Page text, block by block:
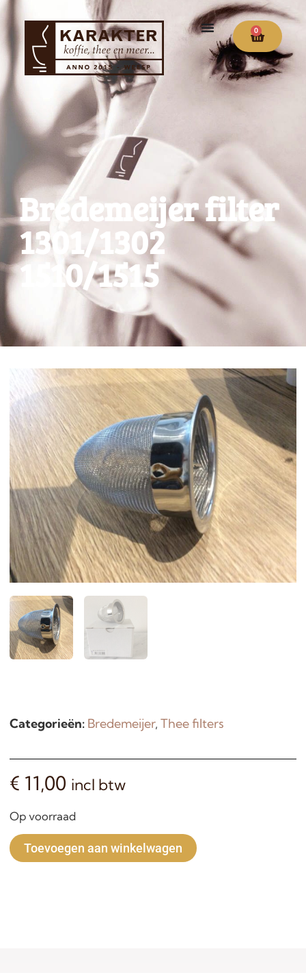
0
Bredemeijer filter
1301/1302
1510/1515
Categorieën: Bredemeijer, Thee filters
€ 11,00 incl btw
Op voorraad
Toevoegen aan winkelwagen